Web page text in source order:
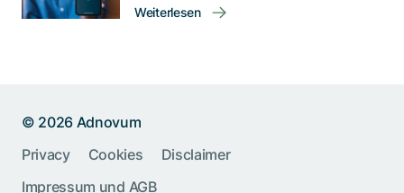
Weiterlesen
© 2026 Adnovum
Privacy
Cookies
Disclaimer
Impressum und AGB
Help us improve: